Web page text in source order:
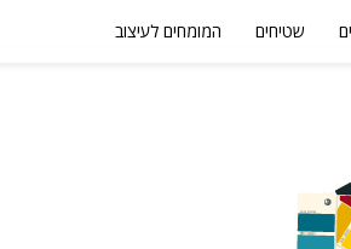
שטיחים המומחים לעיצוב